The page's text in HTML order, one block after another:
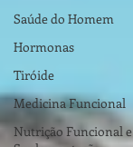
Saúde do Homem
Hormonas
Tiróide
Medicina Funcional
Nutrição Funcional e